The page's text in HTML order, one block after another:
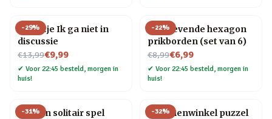
-29%
Tegeltje Ik ga niet in
discussie
€13,99
Nu voor€9,99
✔ Voor 22:45 besteld, morgen in
huis!
-22%
Zelfklevende hexagon
prikborden (set van 6)
€8,99
Nu voor€6,99
✔ Voor 22:45 besteld, morgen in
huis!
-31%
Houten solitair spel -32%
Bloemenwinkel puzzel